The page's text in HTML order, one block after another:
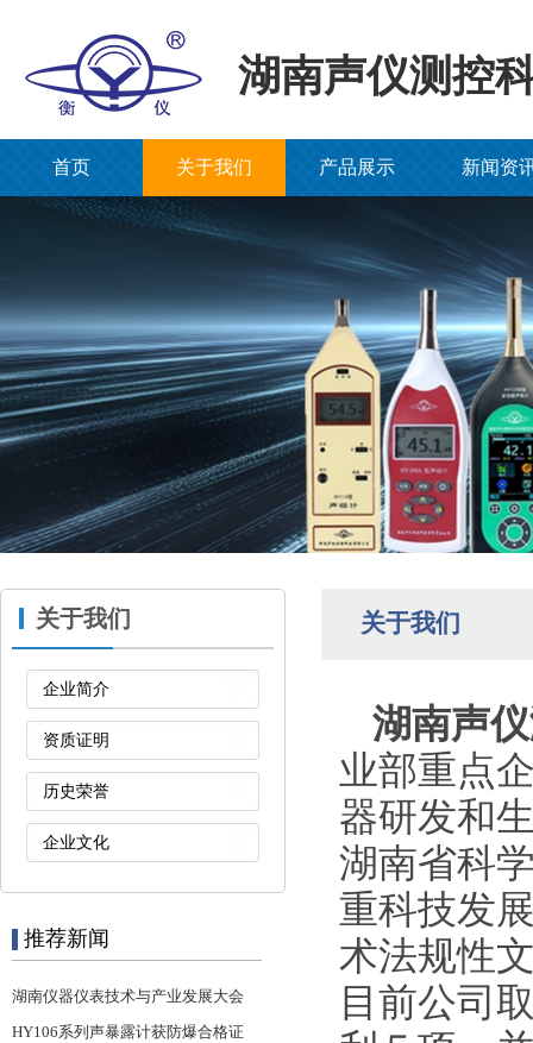
湖南声仪测控
首页 关于我们 产品展示 新闻资
关于我们
企业简介
资质证明
历史荣誉
企业文化
推荐新闻
湖南仪器仪表技术与产业发展大会
HY106系列声暴露计获防爆合格证
关于我们
湖南声
业部重点
器研发和
湖南省科
重科技发
术法规性
目前公司